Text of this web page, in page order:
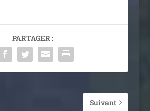
PARTAGER :
Suivant